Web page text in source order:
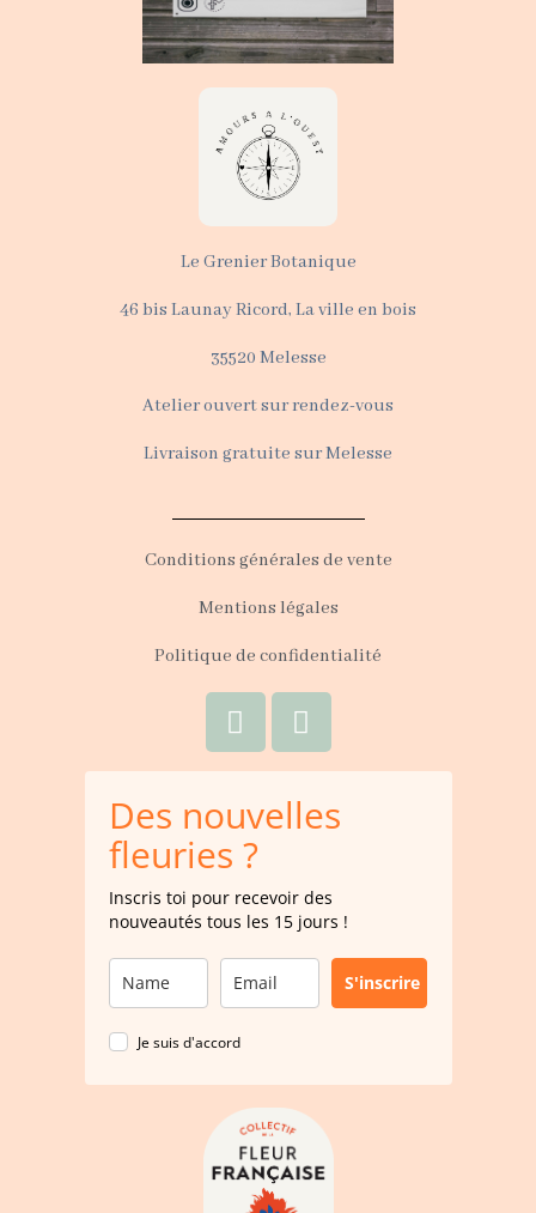
Le Grenier Botanique
46 bis Launay Ricord, La ville en bois
35520 Melesse
Atelier ouvert sur rendez-vous
Livraison gratuite sur Melesse
Conditions générales de vente
Mentions légales
Politique de confidentialité
Des nouvelles
fleuries ?
Inscris toi pour recevoir des
nouveautés tous les 15 jours !
S'inscrire
Je suis d'accord